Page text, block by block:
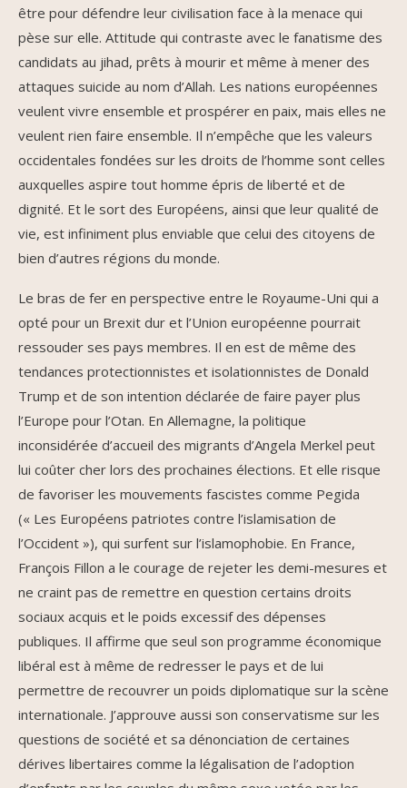
être pour défendre leur civilisation face à la menace qui
pèse sur elle. Attitude qui contraste avec le fanatisme des
candidats au jihad, prêts à mourir et même à mener des
attaques suicide au nom d’Allah. Les nations européennes
veulent vivre ensemble et prospérer en paix, mais elles ne
veulent rien faire ensemble. Il n’empêche que les valeurs
occidentales fondées sur les droits de l’homme sont celles
auxquelles aspire tout homme épris de liberté et de
dignité. Et le sort des Européens, ainsi que leur qualité de
vie, est infiniment plus enviable que celui des citoyens de
bien d’autres régions du monde.
Le bras de fer en perspective entre le Royaume-Uni qui a
opté pour un Brexit dur et l’Union européenne pourrait
ressouder ses pays membres. Il en est de même des
tendances protectionnistes et isolationnistes de Donald
Trump et de son intention déclarée de faire payer plus
l’Europe pour l’Otan. En Allemagne, la politique
inconsidérée d’accueil des migrants d’Angela Merkel peut
lui coûter cher lors des prochaines élections. Et elle risque
de favoriser les mouvements fascistes comme Pegida
(« Les Européens patriotes contre l’islamisation de
l’Occident »), qui surfent sur l’islamophobie. En France,
François Fillon a le courage de rejeter les demi-mesures et
ne craint pas de remettre en question certains droits
sociaux acquis et le poids excessif des dépenses
publiques. Il affirme que seul son programme économique
libéral est à même de redresser le pays et de lui
permettre de recouvrer un poids diplomatique sur la scène
internationale. J’approuve aussi son conservatisme sur les
questions de société et sa dénonciation de certaines
dérives libertaires comme la légalisation de l’adoption